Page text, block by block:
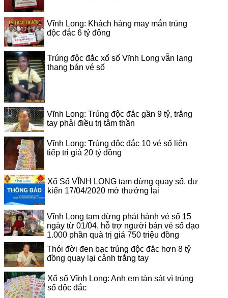
Vĩnh Long: Khách hàng may mắn trúng
độc đắc 6 tỷ đông
Trúng độc đắc xổ số Vĩnh Long vẫn lang
thang bán vé số
Vĩnh Long: Trúng độc đắc gần 9 tỷ, trắng
tay phải điều trị tâm thần
Vĩnh Long: Trúng độc đắc 10 vé số liên
tiếp trị giá 20 tỷ đồng
Xổ Số VĨNH LONG tạm dừng quay số, dự
kiến 17/04/2020 mở thưởng lại
Vĩnh Long tạm dừng phát hành vé số 15
ngày từ 01/04, hỗ trợ người bán vé số dạo
1.000 phần quà trị giá 750 triệu đồng
Thói đời đen bạc trúng độc đắc hơn 8 tỷ
đồng quay lại cảnh trắng tay
Xổ số Vĩnh Long: Anh em tàn sát vì trúng
số độc đắc